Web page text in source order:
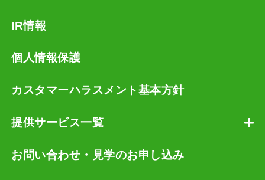
IR情報
個人情報保護
カスタマーハラスメント基本方針
提供サービス一覧
お問い合わせ・見学のお申し込み